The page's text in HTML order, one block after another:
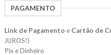
PAGAMENTO
Link de Pagamento e Cartão de
JUROS!)
Pix e Dinheiro